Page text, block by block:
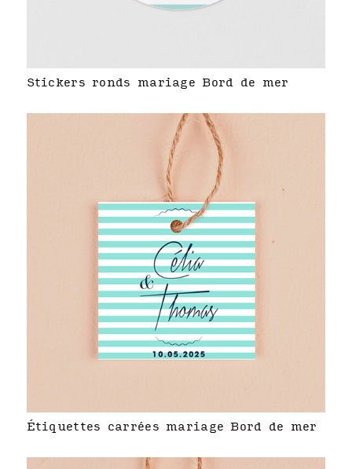
Stickers ronds mariage Bord de mer
Étiquettes carrées mariage Bord de mer